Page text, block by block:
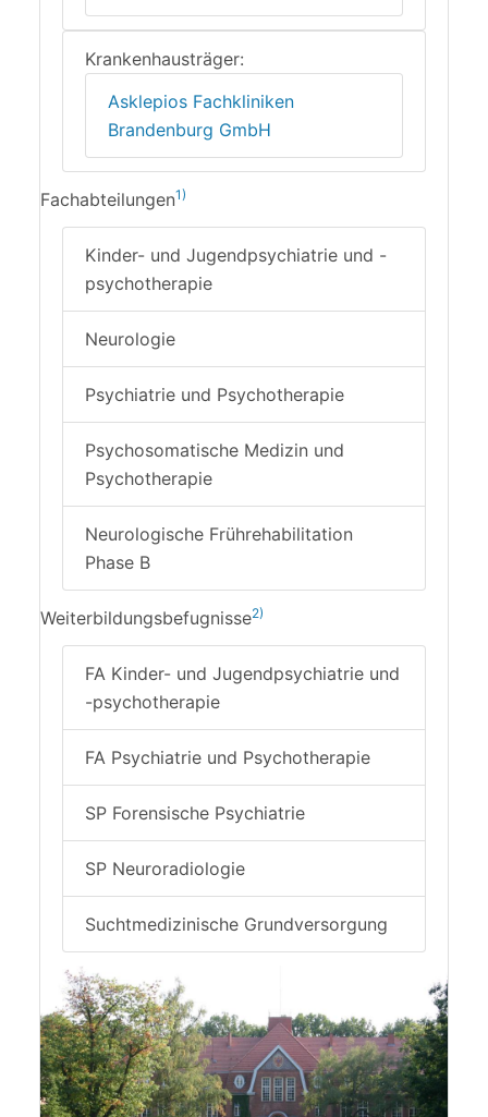
Krankenhausträger:
Asklepios Fachkliniken
Brandenburg GmbH
Fachabteilungen1)
Kinder- und Jugendpsychiatrie und -
psychotherapie
Neurologie
Psychiatrie und Psychotherapie
Psychosomatische Medizin und
Psychotherapie
Neurologische Frührehabilitation
Phase B
Weiterbildungsbefugnisse2)
FA Kinder- und Jugendpsychiatrie und
-psychotherapie
FA Psychiatrie und Psychotherapie
SP Forensische Psychiatrie
SP Neuroradiologie
Suchtmedizinische Grundversorgung